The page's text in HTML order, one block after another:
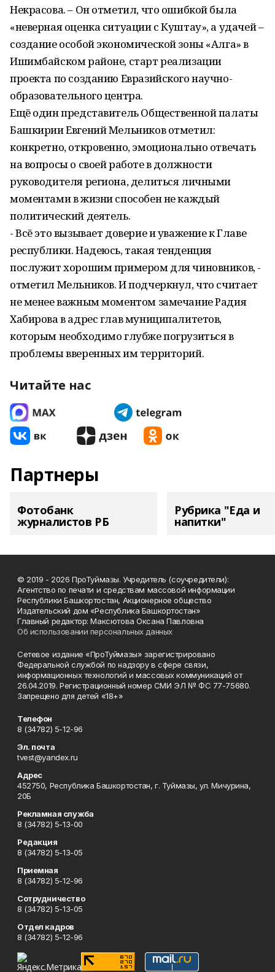
Некрасова. – Он отметил, что ошибкой была
«неверная оценка ситуации с Куштау», а удачей –
создание особой экономической зоны «Алга» в
Ишимбайском районе, старт реализации
проекта по созданию Евразийского научно-
образовательного центра.
Ещё один представитель Общественной палаты
Башкирии Евгений Мельников отметил:
конкретно, откровенно, эмоционально отвечать
на вопросы о своей работе в должности
руководителя региона, делиться личными
моментами в жизни способен не каждый
политический деятель.
- Всё это вызывает доверие и уважение к Главе
республики. Надеюсь, такая тенденция
послужит хорошим примером для чиновников, -
отметил Мельников. И подчеркнул, что считает
не менее важным моментом замечание Радия
Хабирова в адрес глав муниципалитетов,
которым необходимо глубже погрузиться в
проблемы вверенных им территорий.
Читайте нас
Партнеры
Фотобанк
журналистов РБ
Рубрика "Еда и
напитки"
© 2019 - 2026 ПроТуймазы. Учредитель (соучредители):
Агентство по печати и средствам массовой информации
Республики Башкортостан, Акционерное общество
Издательский дом «Республика Башкортостан»
Главный редактор: Максютова Оксана Павловна
Об использовании персональных данных
Сетевое издание «ПроТуймазы» зарегистрировано
Федеральной службой по надзору в сфере связи,
информационных технологий и массовых коммуникаций от
26.04.2019. Регистрационный номер СМИ ЭЛ № ФС 77-75680.
Запрещено для детей «18+»
Телефон
8 (34782) 5-12-96
Эл. почта
tvest@yandex.ru
Адрес
452750, Республика Башкортостан, г. Туймазы, ул. Мичурина,
20Б
Рекламная служба
8 (34782) 5-13-00
Редакция
8 (34782) 5-13-05
Приемная
8 (34782) 5-12-96
Сотрудничество
8 (34782) 5-13-05
Отдел кадров
8 (34782) 5-12-96